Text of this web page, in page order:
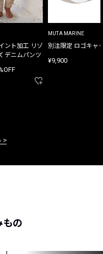
ント加工 リゾ
デニムパンツ
MUTA MARINE
別注限定 ロゴキャ
¥9,900
もの